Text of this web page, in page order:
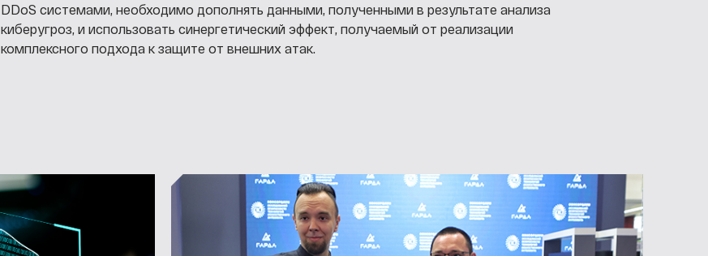
DDoS системами, необходимо дополнять данными, полученными в результате анализа
киберугроз, и использовать синергетический эффект, получаемый от реализации
комплексного подхода к защите от внешних атак.